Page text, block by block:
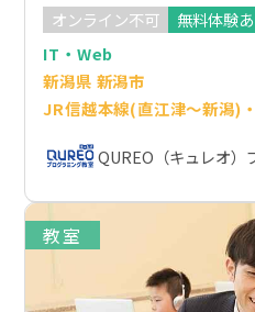
オンライン不可
無料体験
IT・Web
新潟県 新潟市
JR信越本線(直江津～新潟)
QUREO（キュレオ）
教室